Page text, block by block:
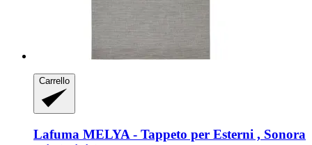
Carrello
Lafuma MELYA -​ Tappeto per Esterni , Sonora